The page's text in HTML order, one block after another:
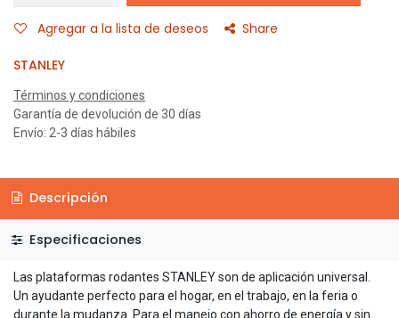
Agregar a la lista de deseos Share
STANLEY
Términos y condiciones
Garantía de devolución de 30 días
Envío: 2-3 días hábiles
Descripción
Especificaciones
Las plataformas rodantes STANLEY son de aplicación universal.
Un ayudante perfecto para el hogar, en el trabajo, en la feria o
durante la mudanza. Para el manejo con ahorro de energía y sin